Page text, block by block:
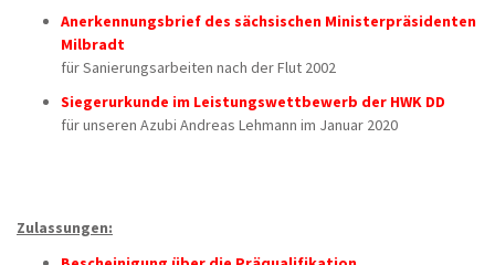
Anerkennungsbrief des sächsischen Ministerpräsidenten
Milbradt
für Sanierungsarbeiten nach der Flut 2002
Siegerurkunde im Leistungswettbewerb der HWK DD
für unseren Azubi Andreas Lehmann im Januar 2020
Zulassungen: